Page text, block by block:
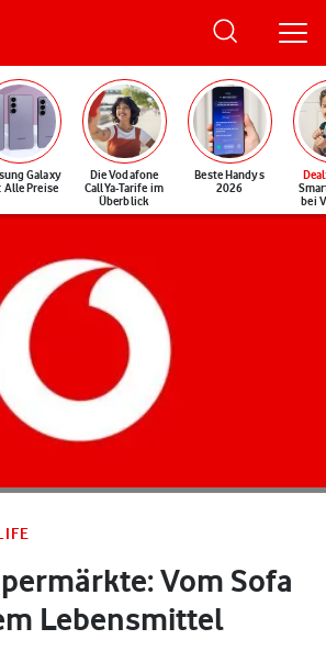
Galaxy
Alle Preise
Die Vodafone
CallYa-Tarife im
Überblick
Beste Handys
2026
Deal
bei
Vom Sofa
Lebensmittel